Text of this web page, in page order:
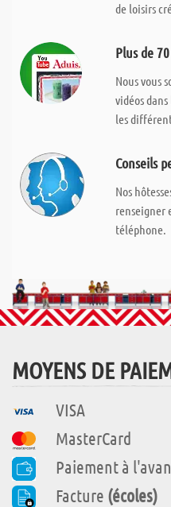
de loisirs
Plus de
Nous vous
vidéos
les
Conseils
Nos
renseigner
téléphone.
MOYENS DE
VISA
MasterCard
Paiement à
Facture (écoles)